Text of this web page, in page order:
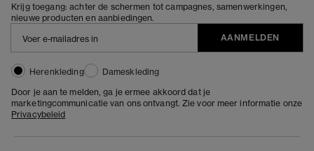
Krijg toegang: achter de schermen tot campagnes, samenwerkingen,
nieuwe producten en aanbiedingen.
AANMELDEN
Herenkleding
Dameskleding
Door je aan te melden, ga je ermee akkoord dat je
marketingcommunicatie van ons ontvangt. Zie voor meer informatie onze
Privacybeleid